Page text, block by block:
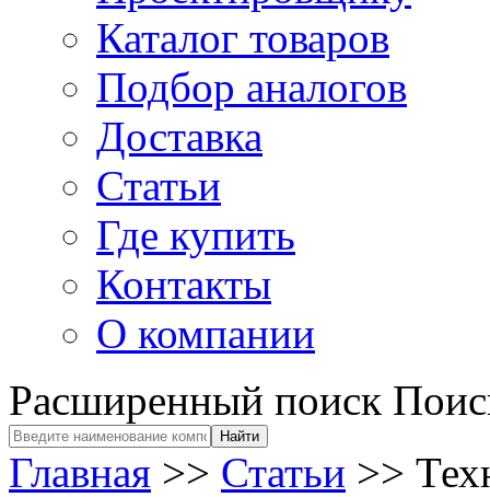
Каталог товаров
Подбор аналогов
Доставка
Статьи
Где купить
Контакты
О компании
Расширенный поиск
Главная >> Статьи >>